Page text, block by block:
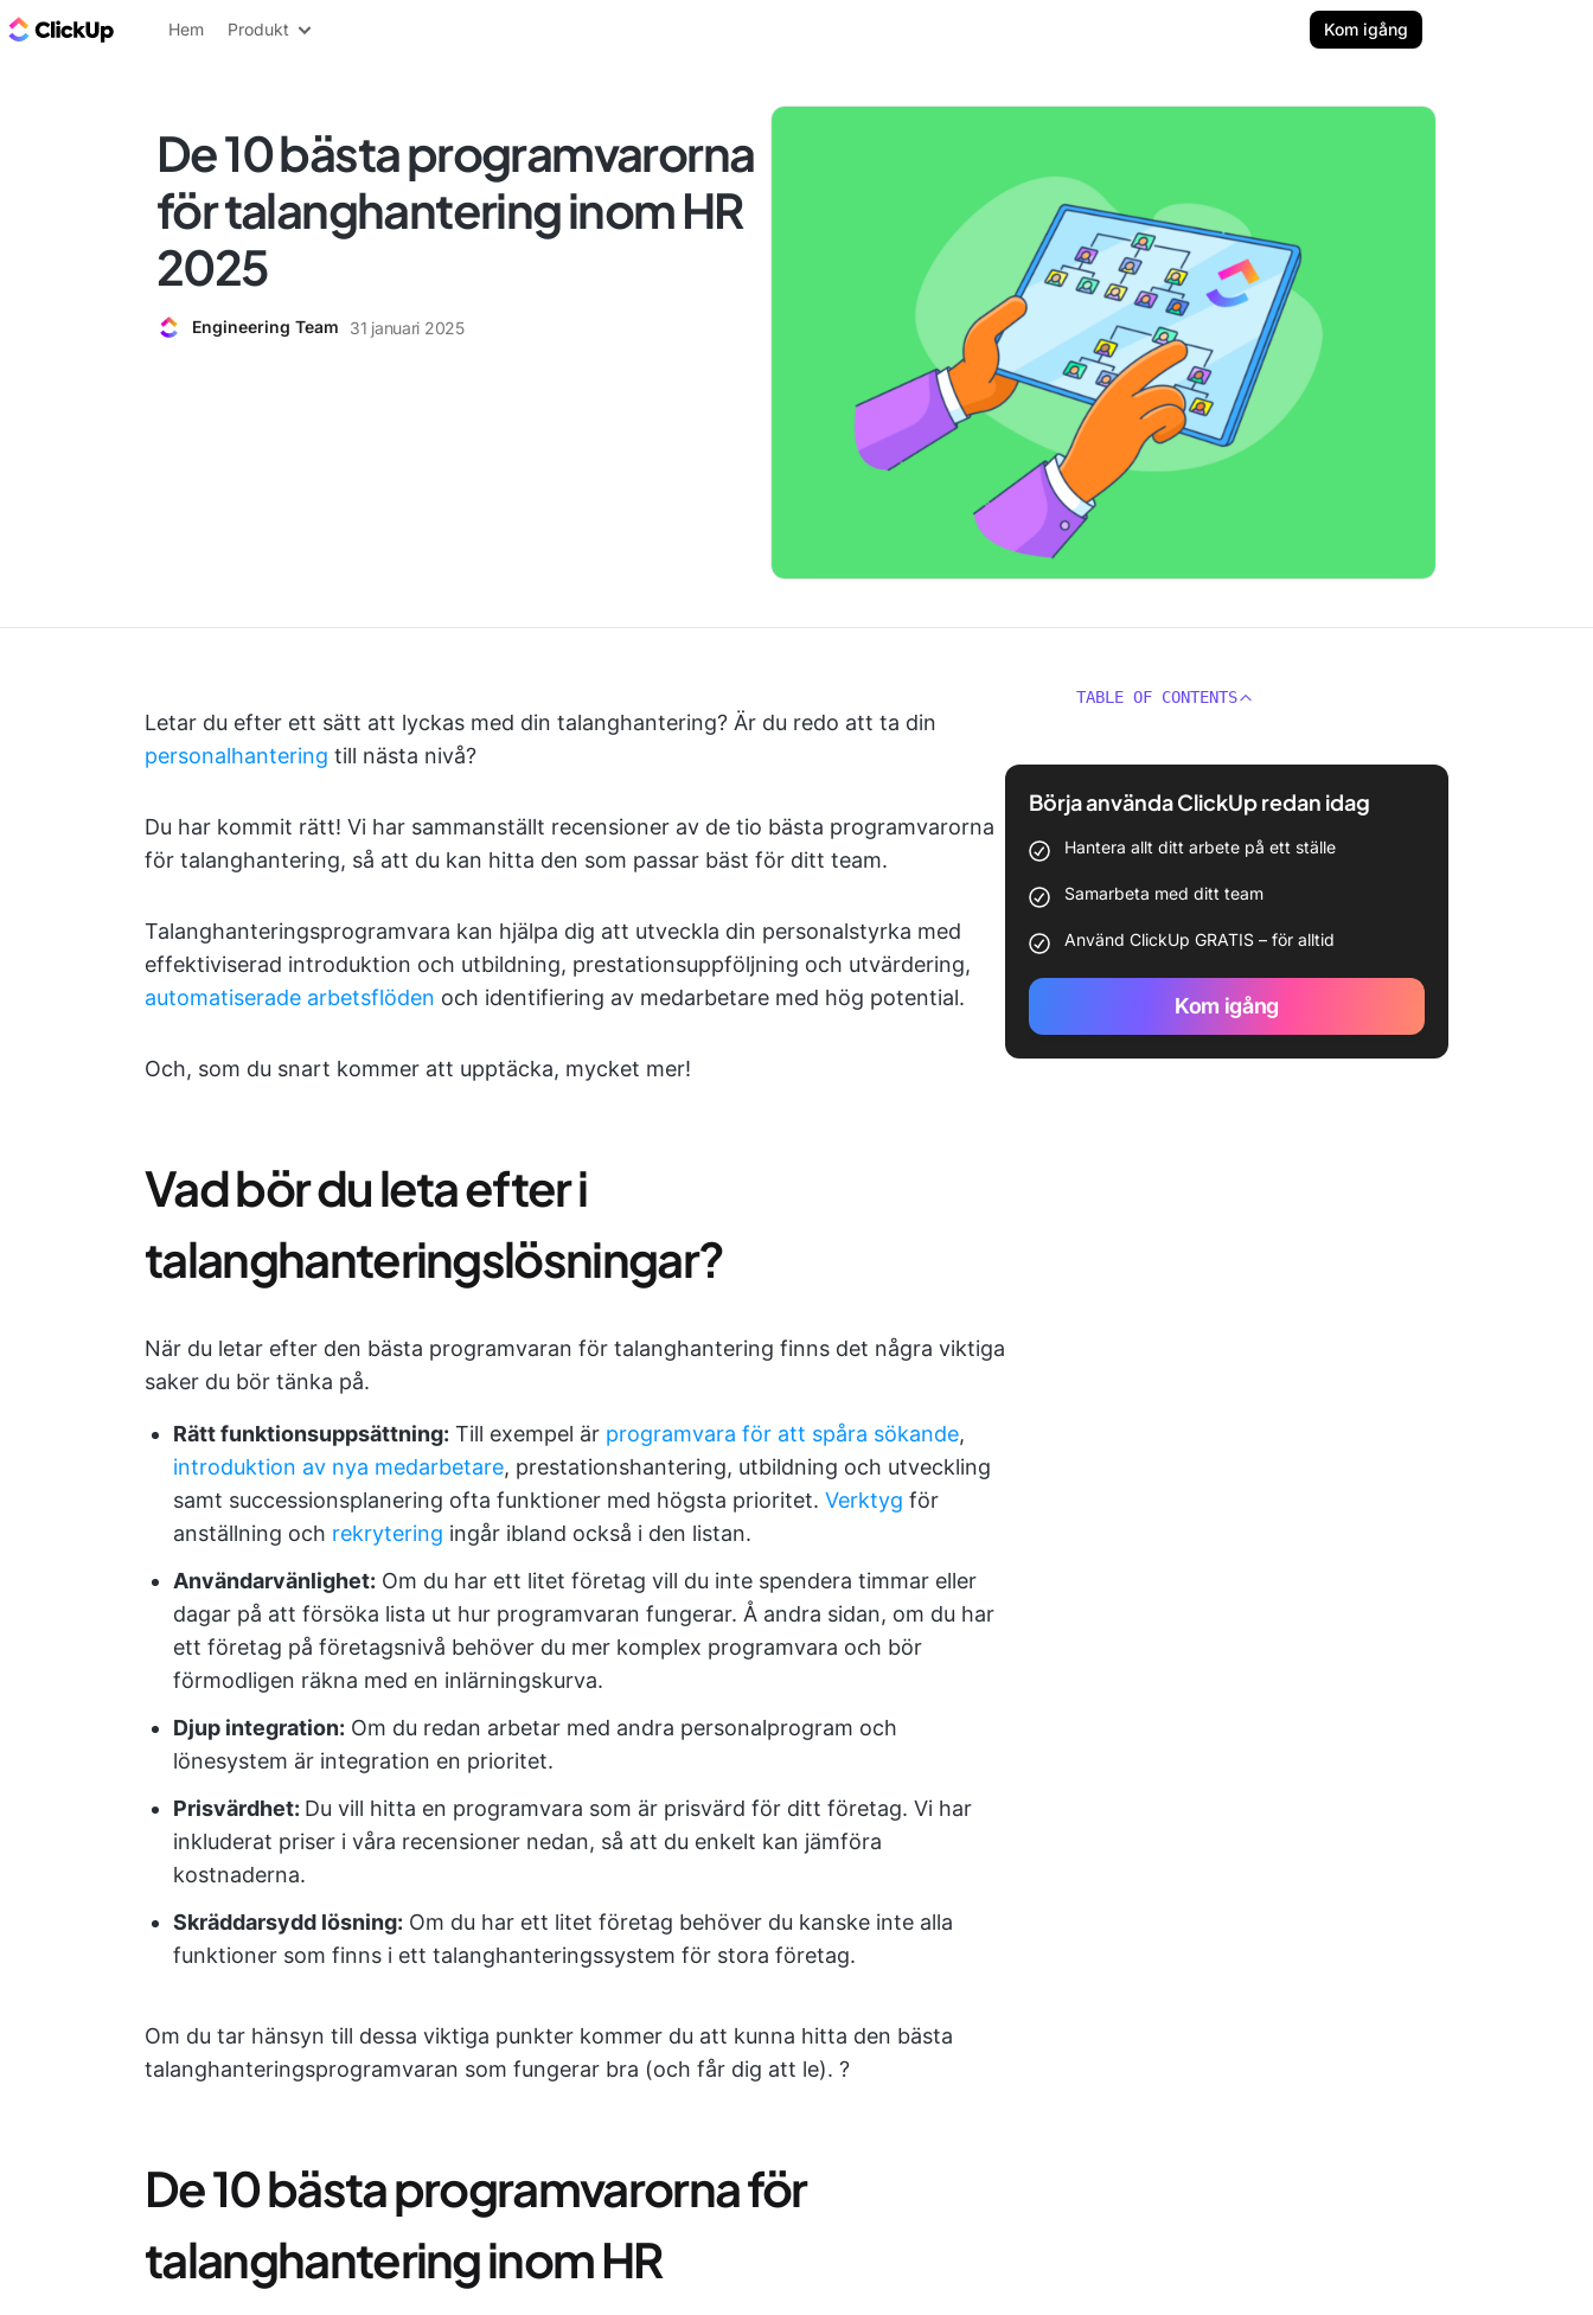
ClickUp-bloggen
Hem Produkt Kom igång
De 10 bästa programvarorna
för talanghantering inom HR
2025
Engineering Team 31 januari 2025
Letar du efter ett sätt att lyckas med din talanghantering? Är du redo att ta din
personalhantering till nästa nivå?
Du har kommit rätt! Vi har sammanställt recensioner av de tio bästa programvarorna
för talanghantering, så att du kan hitta den som passar bäst för ditt team.
Talanghanteringsprogramvara kan hjälpa dig att utveckla din personalstyrka med
effektiviserad introduktion och utbildning, prestationsuppföljning och utvärdering,
automatiserade arbetsflöden och identifiering av medarbetare med hög potential.
Och, som du snart kommer att upptäcka, mycket mer!
Vad bör du leta efter i
talanghanteringslösningar?
När du letar efter den bästa programvaran för talanghantering finns det några viktiga
saker du bör tänka på.
Rätt funktionsuppsättning: Till exempel är programvara för att spåra sökande,
introduktion av nya medarbetare, prestationshantering, utbildning och utveckling
samt successionsplanering ofta funktioner med högsta prioritet. Verktyg för
anställning och rekrytering ingår ibland också i den listan.
Användarvänlighet: Om du har ett litet företag vill du inte spendera timmar eller
dagar på att försöka lista ut hur programvaran fungerar. Å andra sidan, om du har
ett företag på företagsnivå behöver du mer komplex programvara och bör
förmodligen räkna med en inlärningskurva.
Djup integration: Om du redan arbetar med andra personalprogram och
lönesystem är integration en prioritet.
Prisvärdhet: Du vill hitta en programvara som är prisvärd för ditt företag. Vi har
inkluderat priser i våra recensioner nedan, så att du enkelt kan jämföra
kostnaderna.
Skräddarsydd lösning: Om du har ett litet företag behöver du kanske inte alla
funktioner som finns i ett talanghanteringssystem för stora företag.
Om du tar hänsyn till dessa viktiga punkter kommer du att kunna hitta den bästa
talanghanteringsprogramvaran som fungerar bra (och får dig att le). ?
De 10 bästa programvarorna för
talanghantering inom HR
TABLE OF CONTENTS
Börja använda ClickUp redan idag
Hantera allt ditt arbete på ett ställe
Samarbeta med ditt team
Använd ClickUp GRATIS – för alltid
Kom igång